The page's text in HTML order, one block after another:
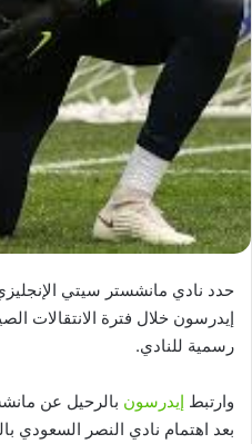
حدد نادي مانشستر سيتي
إيدرسون خلال فترة الانتقالات
رسمية للنادي.
وارتبط إيدرسون بالرحيل عن
بعد اهتمام نادي النصر السعودي